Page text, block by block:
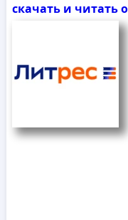
скачать и читать